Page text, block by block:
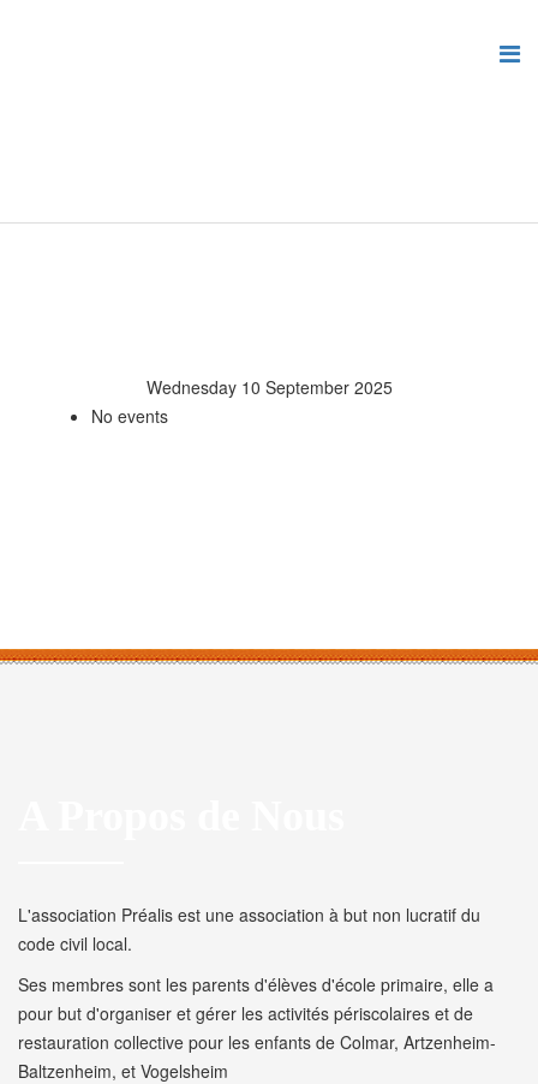
Wednesday 10 September 2025
No events
L'association Préalis est une association à but non lucratif du
code civil local.
Ses membres sont les parents d'élèves d'école primaire, elle a
pour but d'organiser et gérer les activités périscolaires et de
restauration collective pour les enfants de Colmar, Artzenheim-
Baltzenheim, et Vogelsheim